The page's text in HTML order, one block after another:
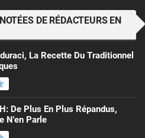
DE RÉDACTEURS EN
La Recette Du Traditionnel
De Plus En Plus Répandus,
N'en Parle